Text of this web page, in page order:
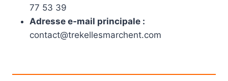
77 53 39
Adresse e‑mail principale :
contact@trekellesmarchent.com